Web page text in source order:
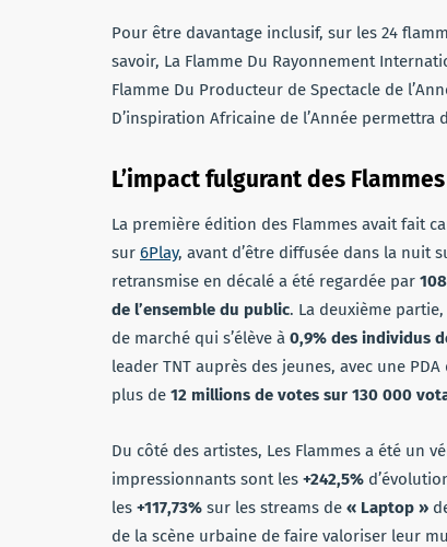
Pour être davantage inclusif, sur les 24
savoir, La Flamme Du Rayonnement
Flamme Du Producteur de Spectacle de
D’inspiration Africaine de l’Année permettra
L’impact fulgurant des Flammes
La première édition des Flammes avait fait
sur 6Play, avant d’être diffusée dans la nuit
retransmise en décalé a été regardée par 108
de l’ensemble du public. La deuxième
de marché qui s’élève à 0,9% des individus
leader TNT auprès des jeunes, avec une PDA
plus de 12 millions de votes sur 130 000
Du côté des artistes, Les Flammes a été un
impressionnants sont les +242,5%
les +117,73% sur les streams de « Laptop »
de la scène urbaine de faire valoriser leur